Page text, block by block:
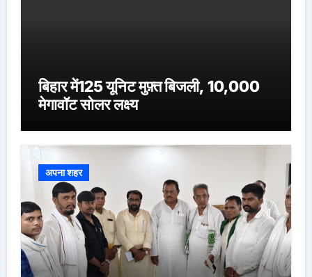
बिहार में125 यूनिट मुफ़्त बिजली, 10,000
मेगावॉट सोलर लक्ष्य
अपना शहर